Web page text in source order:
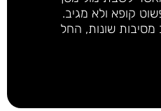
קופא ולא מגיב.
שונות, החל